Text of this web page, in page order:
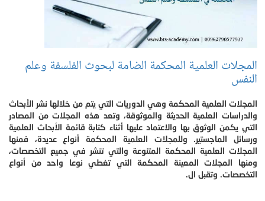
المجلات العلمية المحكمة الضامة لبحوث الفلسفة وعلم
النفس
المجلات العلمية المحكمة وهي الدوريات التي يتم من خلالها نشر الأبحاث
والدراسات العلمية الحديثة والموثوقة، وتعد هذه المجلات من المصادر
التي يكمن الوثوق بها والاعتماد عليها أثناء كتابة قائمة الأبحاث العلمية
ورسائل الماجستير. وللمجلات العلمية المحكمة أنواع عديدة، فمنها
المجلات العلمية المحكمة المتنوعة والتي تنشر في جميع التخصصات،
ومنها المجلات المعينة المحكمة التي تغطي نوعا واحد من أنواع
التخصصات. وتقبل ال.